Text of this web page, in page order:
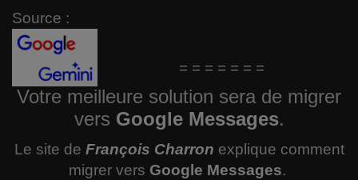
Source :
= = = = = = =
Votre meilleure solution sera de migrer
vers Google Messages.
Le site de François Charron explique comment
migrer vers Google Messages.